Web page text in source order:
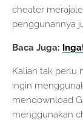
cheater
penggunannya
Baca Juga:
Kalian tak perlu
ingin
mendownload
menggunakan